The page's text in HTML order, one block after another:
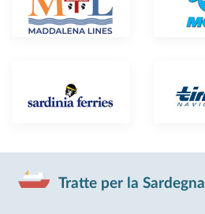
Tratte per la Sardegna